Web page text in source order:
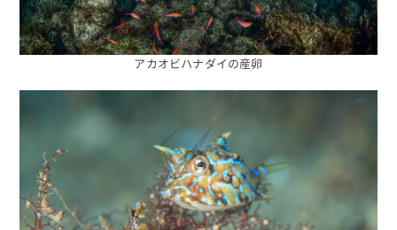
アカオビハナダイの産卵